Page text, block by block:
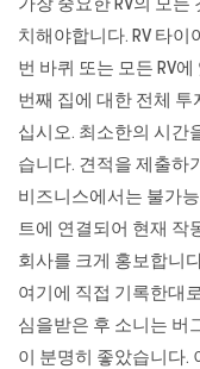
가장 중요한 RV의 모든
치해야합니다. RV 타이
번 바퀴 또는 모든 RV
번째 집에 대한 전체
십시오. 최소한의 시간
습니다. 견적을 제출하
비즈니스에서는 불가
트에 연결되어 현재 작
회사를 크게 홍보합니
여기에 직접 기록한대
심을받은 후 소니는 버
이 분명히 좋았습니다.